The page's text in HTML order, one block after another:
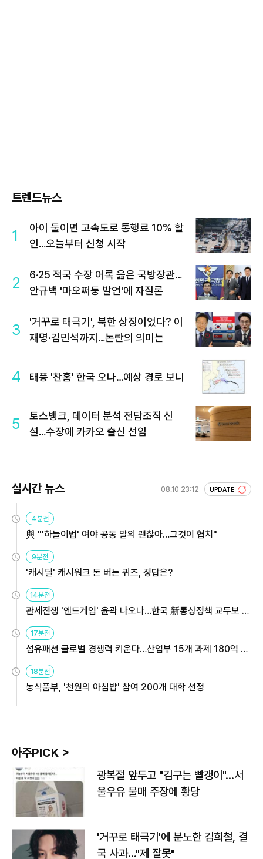
트렌드뉴스
1
아이 둘이면 고속도로 통행료 10% 할
인…오늘부터 신청 시작
2
6·25 적국 수장 어록 읊은 국방장관…
안규백 '마오쩌둥 발언'에 자질론
3
'거꾸로 태극기', 북한 상징이었다? 이
재명·김민석까지…논란의 의미는
4 태풍 '찬홈' 한국 오나…예상 경로 보니
5
토스뱅크, 데이터 분석 전담조직 신
설…수장에 카카오 출신 선임
실시간 뉴스 08.10 23:12 UPDATE
4분전
與 "'하늘이법' 여야 공동 발의 괜찮아…그것이 협치"
9분전
'캐시딜' 캐시워크 돈 버는 퀴즈, 정답은?
14분전
관세전쟁 '엔드게임' 윤곽 나오나…한국 新통상정책 교두보 활
용해야
17분전
섬유패션 글로벌 경쟁력 키운다…산업부 15개 과제 180억 지
원
18분전
농식품부, '천원의 아침밥' 참여 200개 대학 선정
아주PICK >
광복절 앞두고 "김구는 빨갱이"…서
울우유 불매 주장에 황당
'거꾸로 태극기'에 분노한 김희철, 결
국 사과…"제 잘못"